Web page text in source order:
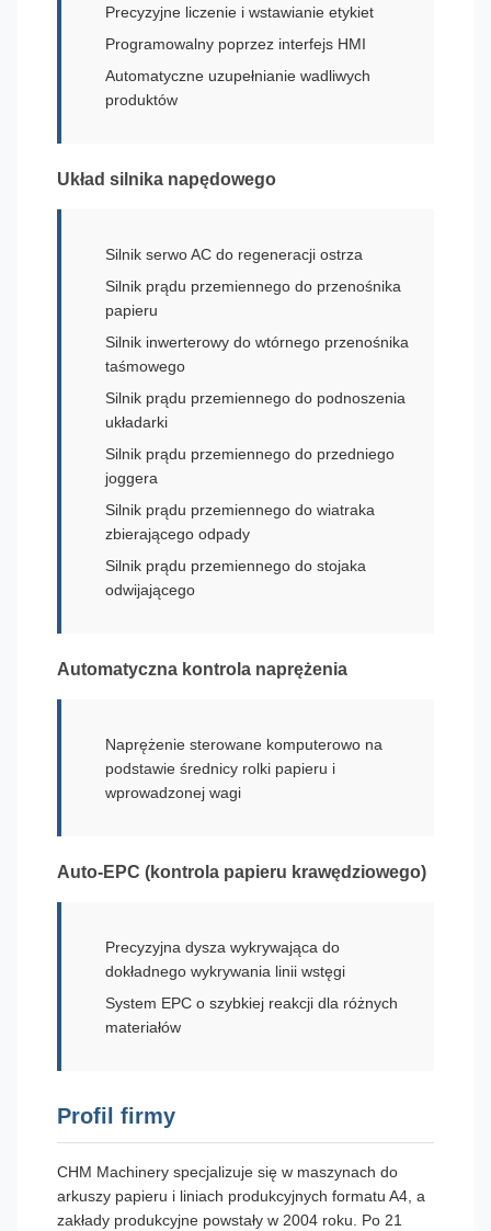
Precyzyjne liczenie i wstawianie etykiet
Programowalny poprzez interfejs HMI
Automatyczne uzupełnianie wadliwych
produktów
Układ silnika napędowego
Silnik serwo AC do regeneracji ostrza
Silnik prądu przemiennego do przenośnika
papieru
Silnik inwerterowy do wtórnego przenośnika
taśmowego
Silnik prądu przemiennego do podnoszenia
układarki
Silnik prądu przemiennego do przedniego
joggera
Silnik prądu przemiennego do wiatraka
zbierającego odpady
Silnik prądu przemiennego do stojaka
odwijającego
Automatyczna kontrola naprężenia
Naprężenie sterowane komputerowo na
podstawie średnicy rolki papieru i
wprowadzonej wagi
Auto-EPC (kontrola papieru krawędziowego)
Precyzyjna dysza wykrywająca do
dokładnego wykrywania linii wstęgi
System EPC o szybkiej reakcji dla różnych
materiałów
Profil firmy
CHM Machinery specjalizuje się w maszynach do
arkuszy papieru i liniach produkcyjnych formatu A4, a
zakłady produkcyjne powstały w 2004 roku. Po 21